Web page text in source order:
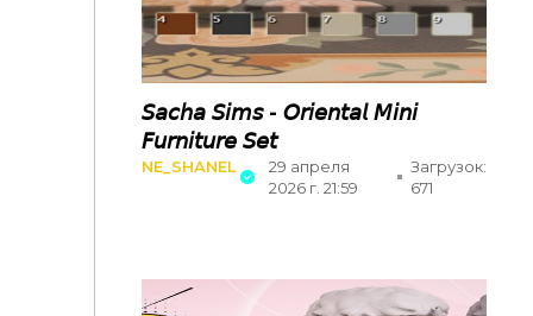
𝘚𝘢𝘤𝘩𝘢 𝘚𝘪𝘮𝘴 - 𝘖𝘳𝘪𝘦𝘯𝘵𝘢𝘭 𝘔𝘪𝘯𝘪
𝘍𝘶𝘳𝘯𝘪𝘵𝘶𝘳𝘦 𝘚𝘦𝘵
NE_SHANEL
29 апреля
2026 г. 21:59
Загрузок:
671